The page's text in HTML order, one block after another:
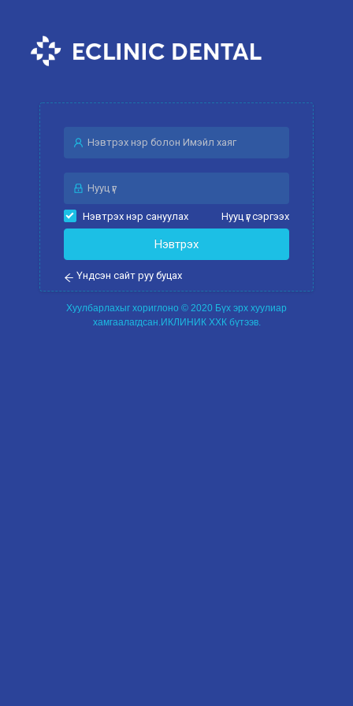
Нэвтрэх нэр сануулах Нууц үг сэргээх
Нэвтрэх
Үндсэн сайт руу буцах
Хуулбарлахыг хориглоно © 2020 Бүх эрх хуулиар
хамгаалагдсан.ИКЛИНИК ХХК бүтээв.